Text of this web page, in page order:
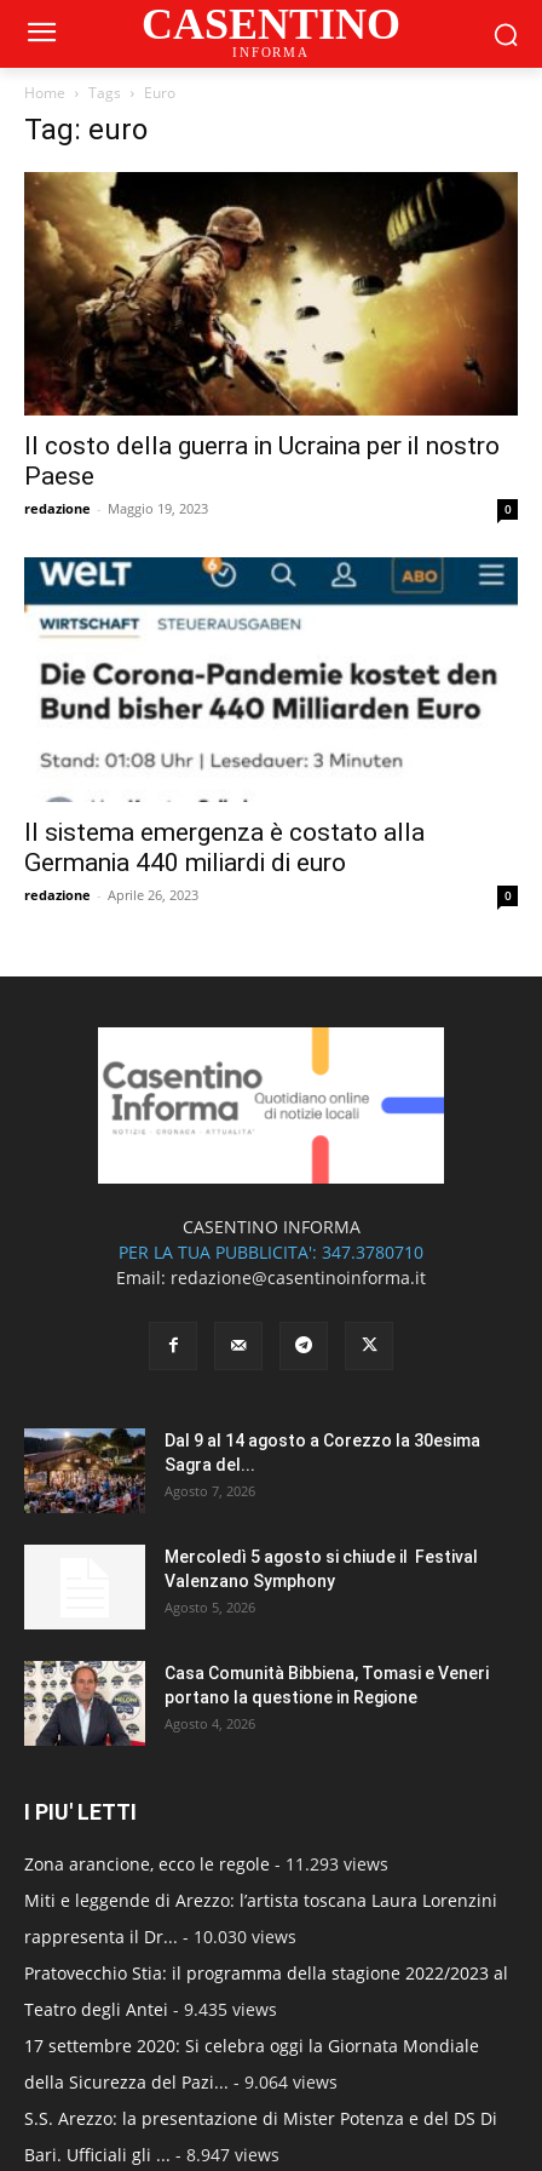
CASENTINO
INFORMA
Home Tags Euro
Tag: euro
Il costo della guerra in Ucraina per il nostro
Paese
redazione - Maggio 19, 2023 0
Il sistema emergenza è costato alla
Germania 440 miliardi di euro
redazione - Aprile 26, 2023 0
CASENTINO INFORMA
PER LA TUA PUBBLICITA': 347.3780710
Email: redazione@casentinoinforma.it
Dal 9 al 14 agosto a Corezzo la 30esima
Sagra del...
Agosto 7, 2026
Mercoledì 5 agosto si chiude il Festival
Valenzano Symphony
Agosto 5, 2026
Casa Comunità Bibbiena, Tomasi e Veneri
portano la questione in Regione
Agosto 4, 2026
I PIU' LETTI
Zona arancione, ecco le regole - 11.293 views
Miti e leggende di Arezzo: l’artista toscana Laura Lorenzini
rappresenta il Dr... - 10.030 views
Pratovecchio Stia: il programma della stagione 2022/2023 al
Teatro degli Antei - 9.435 views
17 settembre 2020: Si celebra oggi la Giornata Mondiale
della Sicurezza del Pazi... - 9.064 views
S.S. Arezzo: la presentazione di Mister Potenza e del DS Di
Bari. Ufficiali gli ... - 8.947 views